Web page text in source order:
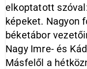
elkoptatott
képeket. Nagyon
béketábor
Nagy Imre- és
Másfelől a